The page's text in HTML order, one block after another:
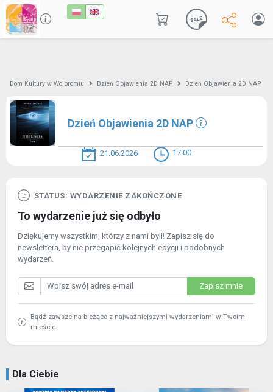
Dom Kultury w Wolbromiu Dzień Objawienia 2D NAP Dzień Objawienia 2D NAP
Dzień Objawienia 2D NAP
21.06.2026 17:00
STATUS: WYDARZENIE ZAKOŃCZONE
To wydarzenie już się odbyło
Dziękujemy wszystkim, którzy z nami byli! Zapisz się do
newslettera, by nie przegapić kolejnych edycji i podobnych
wydarzeń.
Zapisz mnie
Bądź zawsze na bieżąco z najważniejszymi wydarzeniami w Twoim
mieście.
Dla Ciebie